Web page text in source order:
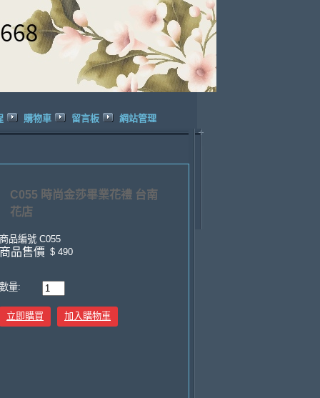
購物車 留言板 網站管理
C055 時尚金莎畢業花禮 台南
花店
商品編號 C055
商品售價 $ 490
數量:
立即購買 加入購物車